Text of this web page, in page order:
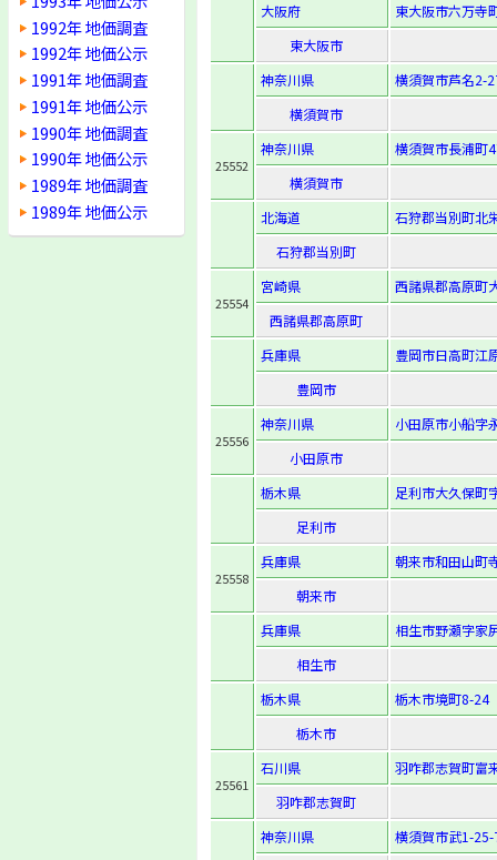
1992年 地価調査
1992年 地価公示
1991年 地価調査
1991年 地価公示
1990年 地価調査
1990年 地価公示
1989年 地価調査
1989年 地価公示
大阪府
東大阪市六万寺
東大阪市
神奈川県
横須賀市芦名2-
横須賀市
25552
神奈川県
横須賀市長浦町
横須賀市
北海道
石狩郡当別町北
石狩郡当別町
25554
宮崎県
西諸県郡高原町
西諸県郡高原町
兵庫県
豊岡市日高町江
豊岡市
25556
神奈川県
小田原市小船字
小田原市
栃木県
足利市大久保町
足利市
25558
兵庫県
朝来市和田山町
朝来市
兵庫県
相生市野瀬字家
相生市
栃木県
栃木市境町8-24
栃木市
25561
石川県
羽咋郡志賀町富
羽咋郡志賀町
神奈川県
横須賀市武1-25-